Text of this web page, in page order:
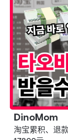
运
运
如果不是真正
看到Refundy
无二的、对卖
今后也能用好
运
DinoMom
淘宝累积、退